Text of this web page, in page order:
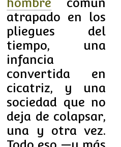
atrapado en los
pliegues del
tiempo, una
infancia
convertida en
cicatriz, y una
sociedad que no
deja de colapsar,
una y otra vez.